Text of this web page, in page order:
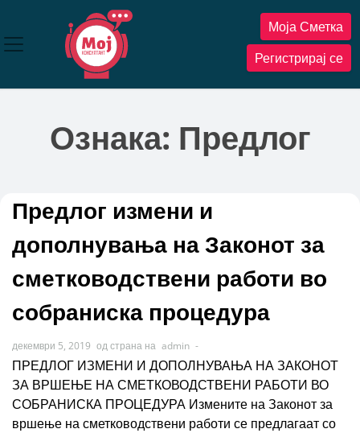
содржината
Моја Сметка
Регистрирај се
Ознака: Предлог
Предлог измени и
дополнувања на Законот за
сметководствени работи во
собраниска процедура
декември 5, 2019 од страна на admin -
ПРЕДЛОГ ИЗМЕНИ И ДОПОЛНУВАЊА НА ЗАКОНОТ
ЗА ВРШЕЊЕ НА СМЕТКОВОДСТВЕНИ РАБОТИ ВО
СОБРАНИСКА ПРОЦЕДУРА Измените на Законот за
вршење на сметководствени работи се предлагаат со